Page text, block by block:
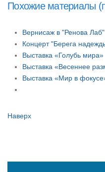
Похожие материалы
Вернисаж в "Ренова Лаб"
Концерт "Берега
Выставка «Голубь мира»
Выставка «Весеннее
Выставка «Мир в
Наверх